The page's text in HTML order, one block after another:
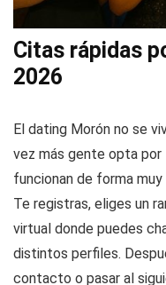
Citas rápidas
2026
El dating Morón no se
vez más gente opta por
funcionan de forma
Te registras, eliges un
virtual donde puedes
distintos perfiles.
contacto o pasar al